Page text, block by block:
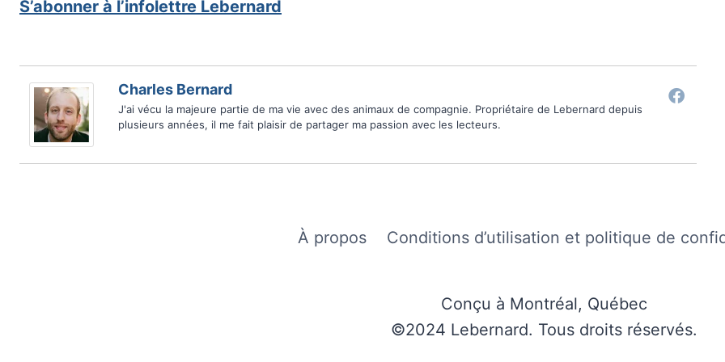
S’abonner à l’infolettre Lebernard
Charles Bernard
J'ai vécu la majeure partie de ma vie avec des animaux de compagnie. Propriétaire de Lebernard depuis
plusieurs années, il me fait plaisir de partager ma passion avec les lecteurs.
À propos Conditions d’utilisation et politique de
Conçu à Montréal, Québec
©2024 Lebernard. Tous droits réservés.